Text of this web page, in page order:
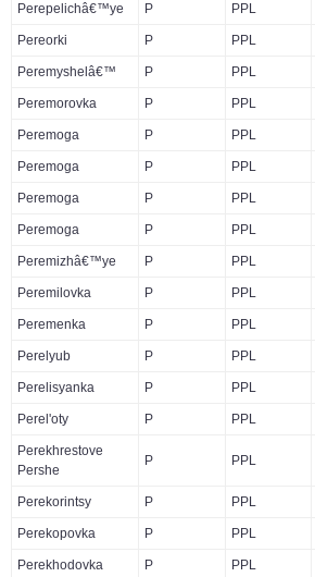
Perepelichâ€™ye P PPL
Pereorki P PPL
Peremyshelâ€™ P PPL
Peremorovka P PPL
Peremoga P PPL
Peremoga P PPL
Peremoga P PPL
Peremoga P PPL
Peremizhâ€™ye P PPL
Peremilovka P PPL
Peremenka P PPL
Perelyub P PPL
Perelisyanka P PPL
Perel'oty P PPL
Perekhrestove
Pershe
P PPL
Perekorintsy P PPL
Perekopovka P PPL
Perekhodovka P PPL